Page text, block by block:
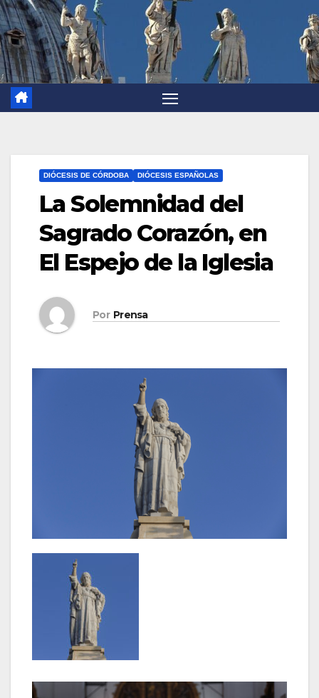
DIÓCESIS DE CÓRDOBA DIÓCESIS ESPAÑOLAS
La Solemnidad del
Sagrado Corazón, en
El Espejo de la Iglesia
Por Prensa